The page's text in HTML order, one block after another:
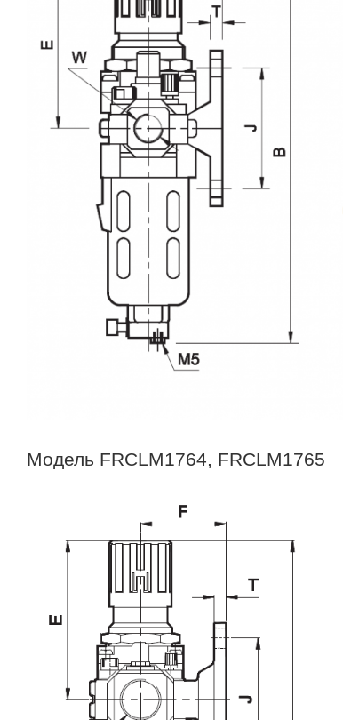
Модель FRCLM1764, FRCLM1765